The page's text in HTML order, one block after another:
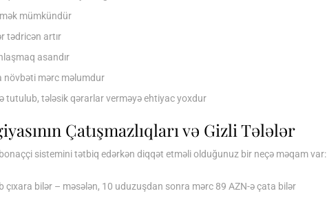
mümkündür
tədricən artır
asandır
növbəti mərc məlumdur
tutulub, tələsik qərarlar verməyə ehtiyac yoxdur
Çatışmazlıqları və Gizli Tələlər
sistemini tətbiq edərkən diqqət etməli olduğunuz bir neçə məqam var:
çıxara bilər – məsələn, 10 uduzuşdan sonra mərc 89 AZN-ə çata bilər